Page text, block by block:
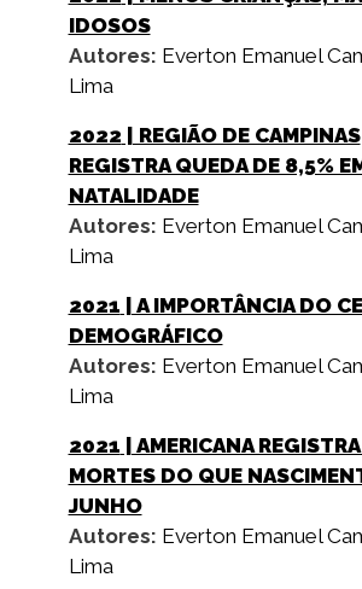
IDOSOS
Autores: Everton Emanuel
Lima
2022 | REGIÃO DE CAMPINAS
REGISTRA QUEDA DE 8,5%
NATALIDADE
Autores: Everton Emanuel
Lima
2021 | A IMPORTÂNCIA DO
DEMOGRÁFICO
Autores: Everton Emanuel
Lima
2021 | AMERICANA
MORTES DO QUE
JUNHO
Autores: Everton Emanuel
Lima